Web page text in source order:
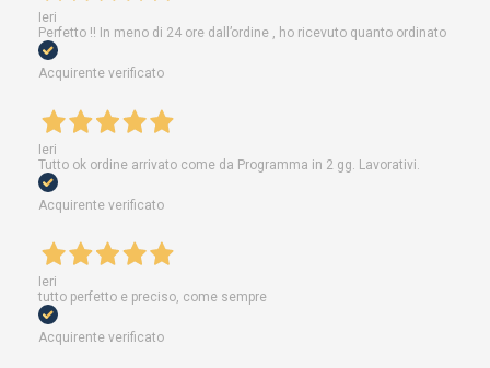
Ieri
Perfetto !! In meno di 24 ore dall’ordine , ho ricevuto quanto ordinato
Acquirente verificato
Ieri
Tutto ok ordine arrivato come da Programma in 2 gg. Lavorativi.
Acquirente verificato
Ieri
tutto perfetto e preciso, come sempre
Acquirente verificato